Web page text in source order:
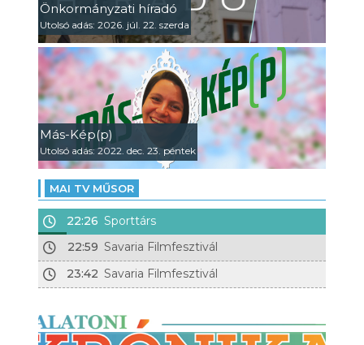
Önkormányzati híradó
Utolsó adás: 2026. júl. 22. szerda
Más-Kép(p)
Utolsó adás: 2022. dec. 23. péntek
MAI TV MŰSOR
22:26 Sporttárs
22:59 Savaria Filmfesztivál
23:42 Savaria Filmfesztivál